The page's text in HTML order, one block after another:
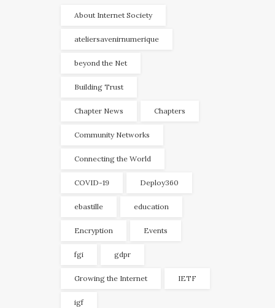
About Internet Society
ateliersavenirnumerique
beyond the Net
Building Trust
Chapter News Chapters
Community Networks
Connecting the World
COVID-19 Deploy360
ebastille education
Encryption Events
fgi gdpr
Growing the Internet IETF
igf